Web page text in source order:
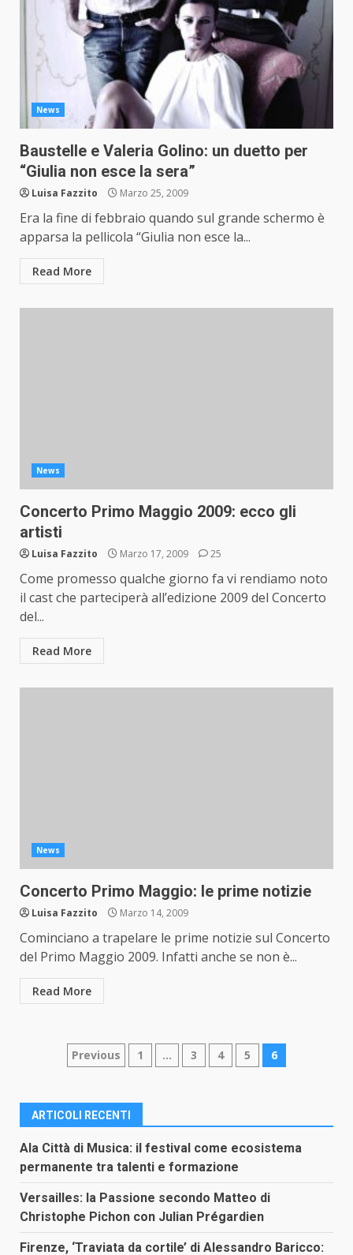
News
Baustelle e Valeria Golino: un duetto per
“Giulia non esce la sera”
Luisa Fazzito Marzo 25, 2009
Era la fine di febbraio quando sul grande schermo è
apparsa la pellicola “Giulia non esce la...
Read More
News
Concerto Primo Maggio 2009: ecco gli
artisti
Luisa Fazzito Marzo 17, 2009 25
Come promesso qualche giorno fa vi rendiamo noto
il cast che parteciperà all’edizione 2009 del Concerto
del...
Read More
News
Concerto Primo Maggio: le prime notizie
Luisa Fazzito Marzo 14, 2009
Cominciano a trapelare le prime notizie sul Concerto
del Primo Maggio 2009. Infatti anche se non è...
Read More
Paginazione
articoli
Previous 1 … 3 4 5 6
ARTICOLI RECENTI
Ala Città di Musica: il festival come ecosistema
permanente tra talenti e formazione
Versailles: la Passione secondo Matteo di
Christophe Pichon con Julian Prégardien
Firenze, ‘Traviata da cortile’ di Alessandro Baricco: